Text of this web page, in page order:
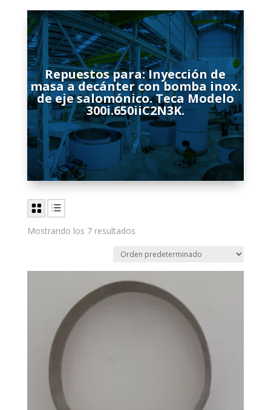
Repuestos para: Inyección de
masa a decánter con bomba inox.
de eje salomónico. Teca Modelo
300i.650iiC2N3K.
Mostrando los 7 resultados